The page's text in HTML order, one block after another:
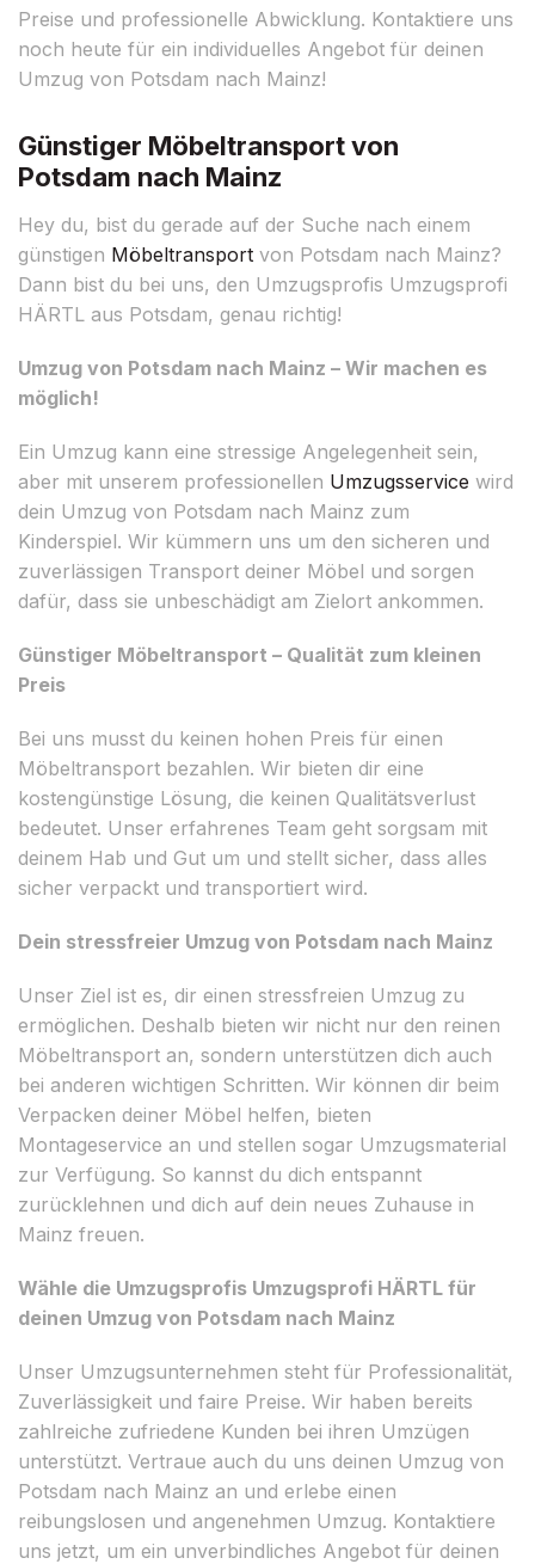
Preise und professionelle Abwicklung. Kontaktiere uns
noch heute für ein individuelles Angebot für deinen
Umzug von Potsdam nach Mainz!
Günstiger Möbeltransport von
Potsdam nach Mainz
Hey du, bist du gerade auf der Suche nach einem
günstigen Möbeltransport von Potsdam nach Mainz?
Dann bist du bei uns, den Umzugsprofis Umzugsprofi
HÄRTL aus Potsdam, genau richtig!
Umzug von Potsdam nach Mainz – Wir machen es
möglich!
Ein Umzug kann eine stressige Angelegenheit sein,
aber mit unserem professionellen Umzugsservice wird
dein Umzug von Potsdam nach Mainz zum
Kinderspiel. Wir kümmern uns um den sicheren und
zuverlässigen Transport deiner Möbel und sorgen
dafür, dass sie unbeschädigt am Zielort ankommen.
Günstiger Möbeltransport – Qualität zum kleinen
Preis
Bei uns musst du keinen hohen Preis für einen
Möbeltransport bezahlen. Wir bieten dir eine
kostengünstige Lösung, die keinen Qualitätsverlust
bedeutet. Unser erfahrenes Team geht sorgsam mit
deinem Hab und Gut um und stellt sicher, dass alles
sicher verpackt und transportiert wird.
Dein stressfreier Umzug von Potsdam nach Mainz
Unser Ziel ist es, dir einen stressfreien Umzug zu
ermöglichen. Deshalb bieten wir nicht nur den reinen
Möbeltransport an, sondern unterstützen dich auch
bei anderen wichtigen Schritten. Wir können dir beim
Verpacken deiner Möbel helfen, bieten
Montageservice an und stellen sogar Umzugsmaterial
zur Verfügung. So kannst du dich entspannt
zurücklehnen und dich auf dein neues Zuhause in
Mainz freuen.
Wähle die Umzugsprofis Umzugsprofi HÄRTL für
deinen Umzug von Potsdam nach Mainz
Unser Umzugsunternehmen steht für Professionalität,
Zuverlässigkeit und faire Preise. Wir haben bereits
zahlreiche zufriedene Kunden bei ihren Umzügen
unterstützt. Vertraue auch du uns deinen Umzug von
Potsdam nach Mainz an und erlebe einen
reibungslosen und angenehmen Umzug. Kontaktiere
uns jetzt, um ein unverbindliches Angebot für deinen